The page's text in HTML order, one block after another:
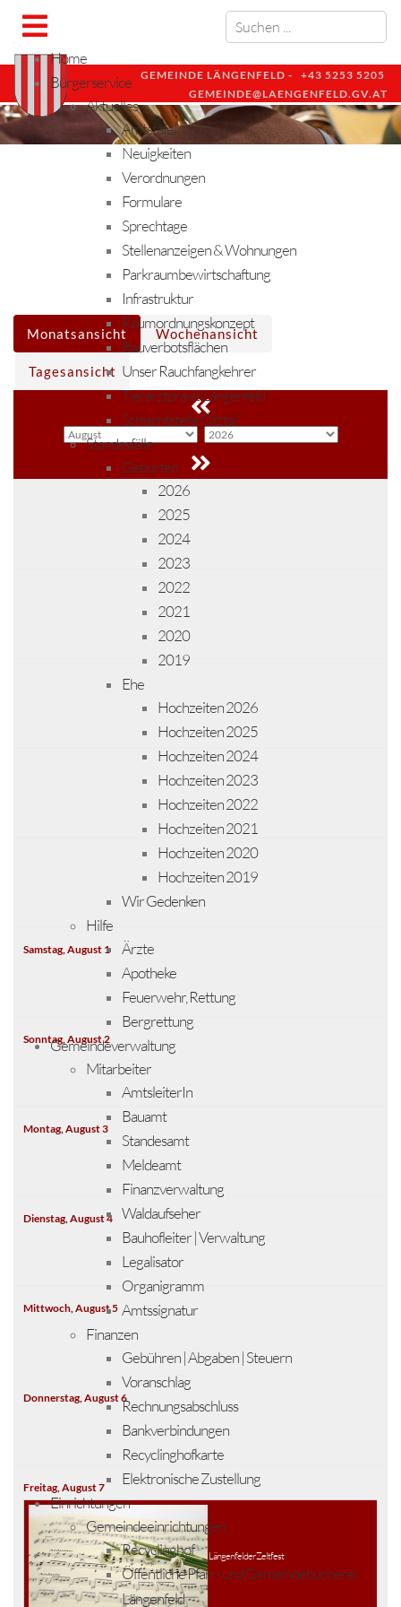
GEMEINDE LÄNGENFELD - +43 5253 5205
GEMEINDE@LAENGENFELD.GV.AT
Home
Bürgerservice
Aktuelles
Amtstafel
Neuigkeiten
Verordnungen
Formulare
Sprechtage
Stellenanzeigen & Wohnungen
Parkraumbewirtschaftung
Infrastruktur
Raumordnungskonzept
Bauverbotsflächen
Unser Rauchfangkehrer
Tierarztpraxis Längenfeld
Schlachtstelle Ötztal
Standesfälle
Geburten
2026
2025
2024
2023
2022
2021
2020
2019
Ehe
Hochzeiten 2026
Hochzeiten 2025
Hochzeiten 2024
Hochzeiten 2023
Hochzeiten 2022
Hochzeiten 2021
Hochzeiten 2020
Hochzeiten 2019
Wir Gedenken
Hilfe
Ärzte
Apotheke
Feuerwehr, Rettung
Bergrettung
Gemeindeverwaltung
Mitarbeiter
AmtsleiterIn
Bauamt
Standesamt
Meldeamt
Finanzverwaltung
Waldaufseher
Bauhofleiter | Verwaltung
Legalisator
Organigramm
Amtssignatur
Finanzen
Gebühren | Abgaben | Steuern
Voranschlag
Rechnungsabschluss
Bankverbindungen
Recyclinghofkarte
Elektronische Zustellung
Einrichtungen
Gemeindeeinrichtungen
Recyclinghof
Öffentliche Pfarr- und Gemeindebücherei
Längenfeld
Monatsansicht Wochenansicht
Tagesansicht
Samstag, August 1
Sonntag, August2
Montag, August3
Dienstag, August4
Mittwoch, August5
Donnerstag, August6
Freitag, August7
Längenfelder Zeltfest